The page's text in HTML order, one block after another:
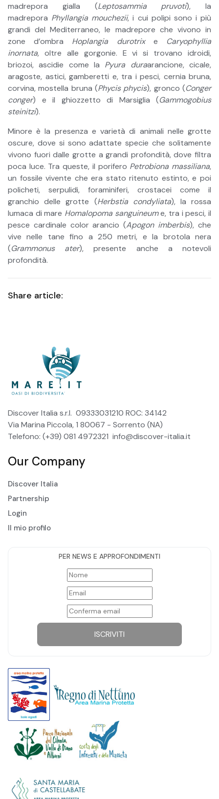
madrepora gialla (Leptosammia pruvoti), la
madrepora Phyllangia mouchezii, i cui polipi sono i più
grandi del Mediterraneo, le madrepore che vivono in
zone d’ombra Hoplangia durotrixe Caryophyllia
inornata, oltre alle gorgonie. E vi si trovano idroidi,
briozoi, ascidie come la Pyura duraarancione, cicale,
aragoste, astici, gamberetti e, tra i pesci, cernia bruna,
corvina, mostella bruna (Phycis phycis), gronco (Conger
conger) e il ghiozzetto di Marsiglia (Gammogobius
steinitzi).
Minore è la presenza e varietà di animali nelle grotte
oscure, dove si sono adattate specie che solitamente
vivono fuori dalle grotte a grandi profondità, dove filtra
poca luce. Tra queste, il porifero Petrobiona massiliana,
un fossile vivente che era stato ritenuto estinto, e poi
policheti, serpulidi, foraminiferi, crostacei come il
granchio delle grotte (Herbstia condyliata), la rossa
lumaca di mare Homalopoma sanguineume, tra i pesci, il
pesce cardinale color arancio (Apogon imberbis), che
vive nelle tane fino a 250 metri, e la brotola nera
(Grammonus ater), presente anche a notevoli
profondità.
Share article:
Discover Italia s.r.l. 09333031210 ROC: 34142
Via Marina Piccola, 1 80067 - Sorrento (NA)
Telefono: (+39) 081 4972321 info@discover-italia.it
Our Company
Discover Italia
Partnership
Login
Il mio profilo
PER NEWS E APPROFONDIMENTI
ISCRIVITI